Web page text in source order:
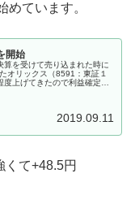
めています。
開始
算を受けて売り込まれた時に
オリックス（8591：東証１
上げてきたので利益確定を
2019.09.11
くて+48.5円